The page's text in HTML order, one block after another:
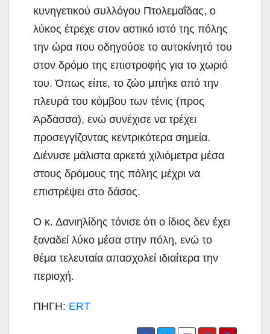
κυνηγετικού συλλόγου Πτολεμαΐδας, ο
λύκος έτρεχε στον αστικό ιστό της πόλης
την ώρα που οδηγούσε το αυτοκίνητό του
στον δρόμο της επιστροφής για το χωριό
του. Όπως είπε, το ζώο μπήκε από την
πλευρά του κόμβου των τένις (προς
Άρδασσα), ενώ συνέχισε να τρέχει
προσεγγίζοντας κεντρικότερα σημεία.
Διένυσε μάλιστα αρκετά χιλιόμετρα μέσα
στους δρόμους της πόλης μέχρι να
επιστρέψει στο δάσος.
Ο κ. Δανιηλίδης τόνισε ότι ο ίδιος δεν έχει
ξαναδεί λύκο μέσα στην πόλη, ενώ το
θέμα τελευταία απασχολεί ιδιαίτερα την
περιοχή.
ΠΗΓΗ: ERT